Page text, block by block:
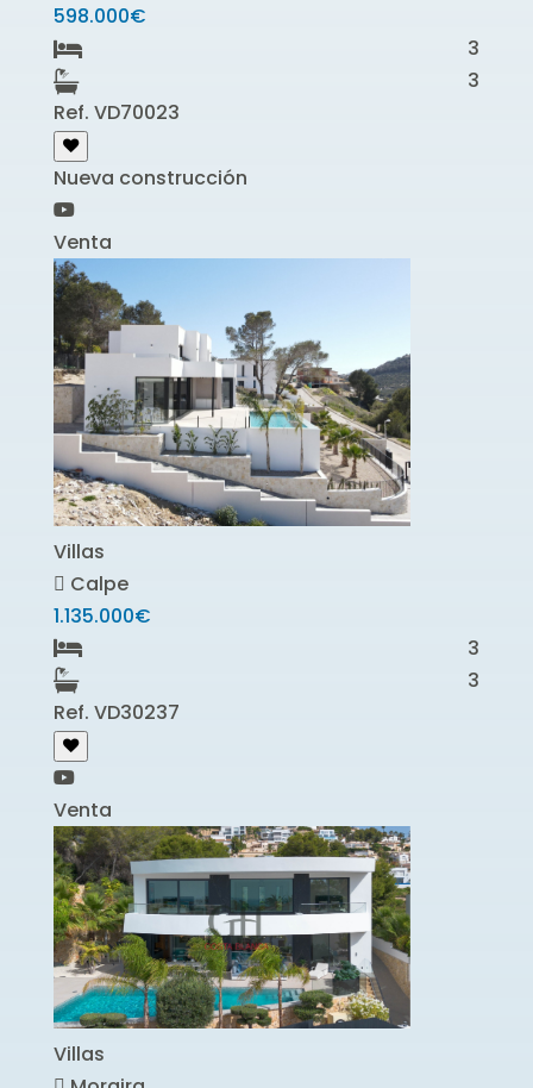
598.000€
3
3
Ref. VD70023
Nueva construcción
Venta
Villas
Calpe
1.135.000€
3
3
Ref. VD30237
Venta
Villas